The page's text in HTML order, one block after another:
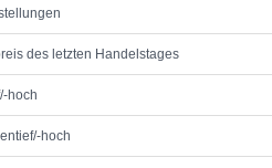
des letzten Handelstages
hoch
hoch